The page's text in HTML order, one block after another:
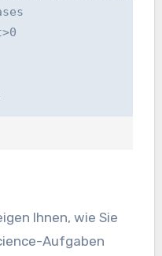
Ihnen, wie Sie
Aufgaben